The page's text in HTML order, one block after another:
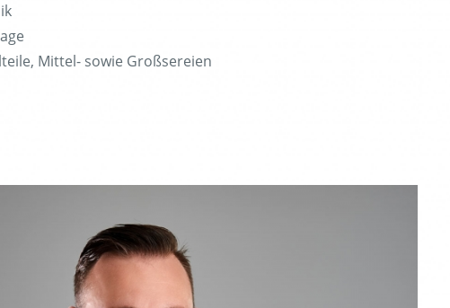
Mittel- sowie Großsereien